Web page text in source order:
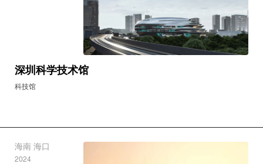
深圳科学技术馆
科技馆
海南 海口
2024